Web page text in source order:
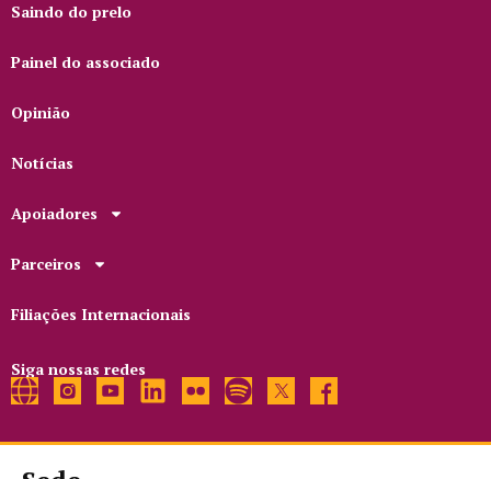
Saindo do prelo
Painel do associado
Opinião
Notícias
Apoiadores
Parceiros
Filiações Internacionais
Siga nossas redes